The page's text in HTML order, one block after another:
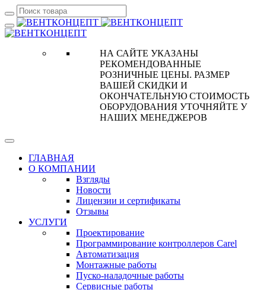
НА САЙТЕ УКАЗАНЫ
РЕКОМЕНДОВАННЫЕ
РОЗНИЧНЫЕ ЦЕНЫ. РАЗМЕР
ВАШЕЙ СКИДКИ И
ОКОНЧАТЕЛЬНУЮ СТОИМОСТЬ
ОБОРУДОВАНИЯ УТОЧНЯЙТЕ У
НАШИХ МЕНЕДЖЕРОВ
ГЛАВНАЯ
О КОМПАНИИ
Взгляды
Новости
Лицензии и сертификаты
Отзывы
УСЛУГИ
Проектирование
Программирование контроллеров Carel
Автоматизация
Монтажные работы
Пуско-наладочные работы
Сервисные работы